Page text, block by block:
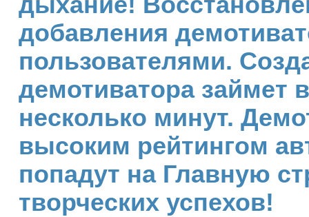
добавления
пользователями.
демотиватора займет
несколько минут.
высоким рейтингом
попадут на Главную
творческих успехов!